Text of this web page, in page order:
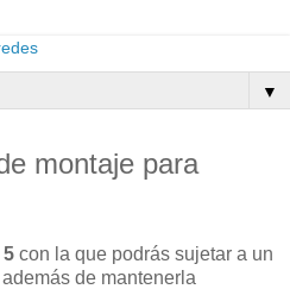
▼
montaje para
5 con la que podrás sujetar a un
de mantenerla